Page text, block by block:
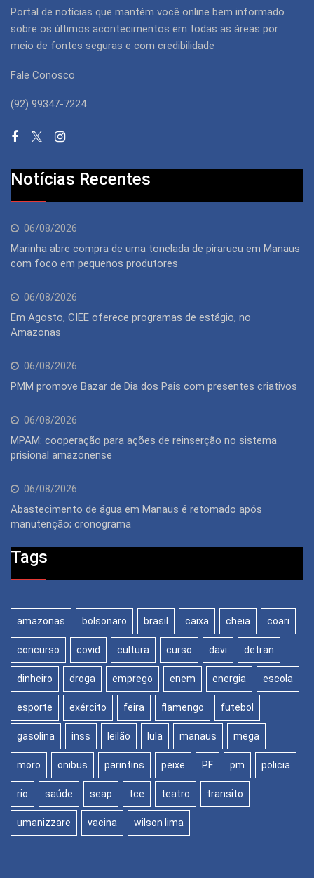
Portal de notícias que mantém você online bem informado
sobre os últimos acontecimentos em todas as áreas por
meio de fontes seguras e com credibilidade
Fale Conosco
(92) 99347-7224
Notícias Recentes
06/08/2026
Marinha abre compra de uma tonelada de pirarucu em Manaus
com foco em pequenos produtores
06/08/2026
Em Agosto, CIEE oferece programas de estágio, no
Amazonas
06/08/2026
PMM promove Bazar de Dia dos Pais com presentes criativos
06/08/2026
MPAM: cooperação para ações de reinserção no sistema
prisional amazonense
06/08/2026
Abastecimento de água em Manaus é retomado após
manutenção; cronograma
Tags
amazonas bolsonaro brasil caixa cheia coari
concurso covid cultura curso davi detran
dinheiro droga emprego enem energia escola
esporte exército feira flamengo futebol
gasolina inss leilão lula manaus mega
moro onibus parintins peixe PF pm policia
rio saúde seap tce teatro transito
umanizzare vacina wilson lima